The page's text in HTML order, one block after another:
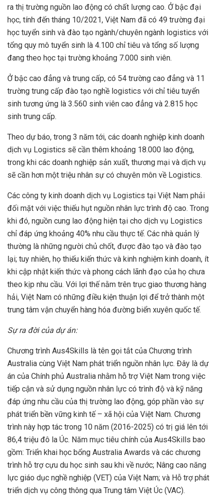
ra thị trường nguồn lao động có chất lượng cao. Ở bậc đại
học, tính đến tháng 10/2021, Việt Nam đã có 49 trường đại
học tuyển sinh và đào tạo ngành/chuyên ngành logistics với
tổng quy mô tuyển sinh là 4.100 chỉ tiêu và tổng số lượng
đang theo học tại trường khoảng 7.000 sinh viên.
Ở bậc cao đẳng và trung cấp, có 54 trường cao đẳng và 11
trường trung cấp đào tạo nghề logistics với chỉ tiêu tuyển
sinh tương ứng là 3.560 sinh viên cao đẳng và 2.815 học
sinh trung cấp.
Theo dự báo, trong 3 năm tới, các doanh nghiệp kinh doanh
dịch vụ Logistics sẽ cần thêm khoảng 18.000 lao động,
trong khi các doanh nghiệp sản xuất, thương mại và dịch vụ
sẽ cần hơn một triệu nhân sự có chuyên môn về Logistics.
Các công ty kinh doanh dịch vụ Logistics tại Việt Nam phải
đối mặt với việc thiếu hụt nguồn nhân lực trình độ cao. Trong
khi đó, nguồn cung lao động hiện tại cho dịch vụ Logistics
chỉ đáp ứng khoảng 40% nhu cầu thực tế. Các nhà quản lý
thường là những người chủ chốt, được đào tạo và đào tạo
lại; tuy nhiên, họ thiếu kiến ​​thức và kinh nghiệm kinh doanh, ít
khi cập nhật kiến thức và phong cách lãnh đạo của họ chưa
theo kịp nhu cầu. Với lợi thế nằm trên trục giao thương hàng
hải, Việt Nam có những điều kiện thuận lợi để trở thành một
trung tâm vận chuyển hàng hóa đường biển xuyên quốc tế.
Sự ra đời của dự án:
Chương trình Aus4Skills là tên gọi tắt của Chương trình
Australia cùng Việt Nam phát triển nguồn nhân lực. Đây là dự
án của Chính phủ Australia nhằm hỗ trợ Việt Nam trong việc
tiếp cận và sử dụng nguồn nhân lực có trình độ và kỹ năng
đáp ứng nhu cầu của thị trường lao động, góp phần vào sự
phát triển bền vững kinh tế – xã hội của Việt Nam. Chương
trình này hợp tác trong 10 năm (2016-2025) có trị giá lên tới
86,4 triệu đô la Úc. Năm mục tiêu chính của Aus4Skills bao
gồm: Triển khai học bổng Australia Awards và các chương
trình hỗ trợ cựu du học sinh sau khi về nước; Nâng cao năng
lực giáo dục nghề nghiệp (VET) của Việt Nam; và Hỗ trợ phát
triển dịch vụ công thông qua Trung tâm Việt Úc (VAC).